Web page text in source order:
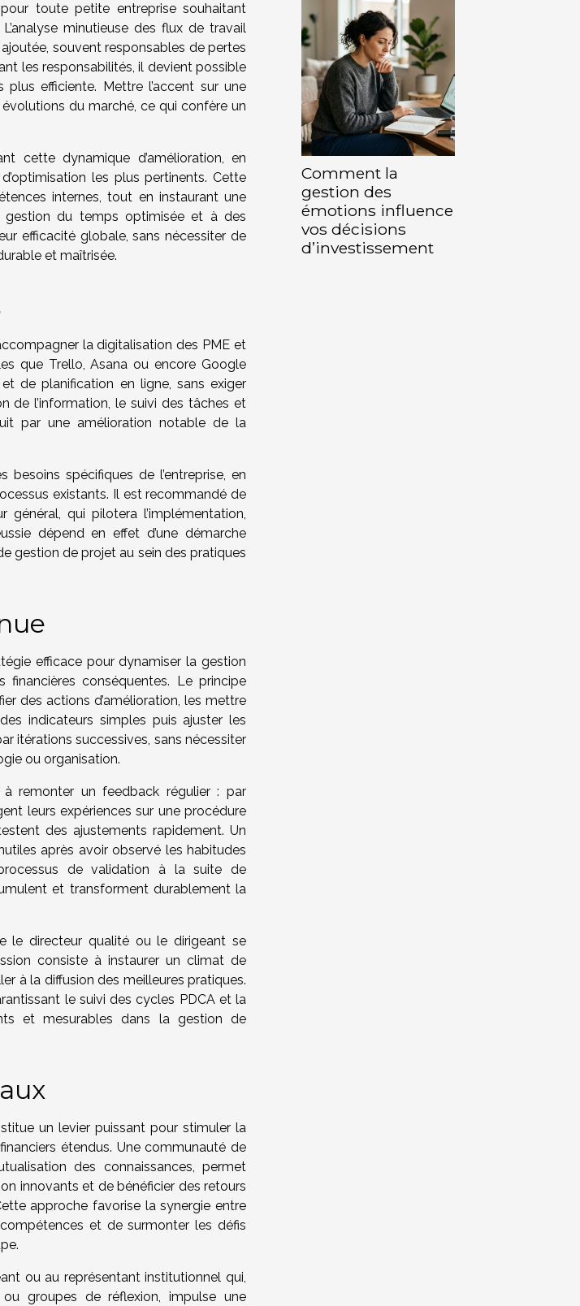
toute petite entreprise souhaitant
minutieuse des flux de travail
souvent responsables de pertes
les responsabilités, il devient possible
efficiente. Mettre l’accent sur une
du marché, ce qui confère un
cette dynamique d’amélioration, en
les plus pertinents. Cette
internes, tout en instaurant une
gestion du temps optimisée et à des
efficacité globale, sans nécessiter de
et maîtrisée.
la digitalisation des PME et
que Trello, Asana ou encore Google
de planification en ligne, sans exiger
de l’information, le suivi des tâches et
par une amélioration notable de la
spécifiques de l’entreprise, en
existants. Il est recommandé de
qui pilotera l’implémentation,
dépend en effet d’une démarche
gestion de projet au sein des pratiques
efficace pour dynamiser la gestion
conséquentes. Le principe
des actions d’amélioration, les mettre
indicateurs simples puis ajuster les
itérations successives, sans nécessiter
ou organisation.
à remonter un feedback régulier : par
leurs expériences sur une procédure
des ajustements rapidement. Un
après avoir observé les habitudes
de validation à la suite de
et transforment durablement la
le directeur qualité ou le dirigeant se
consiste à instaurer un climat de
à la diffusion des meilleures pratiques.
le suivi des cycles PDCA et la
et mesurables dans la gestion de
un levier puissant pour stimuler la
étendus. Une communauté de
des connaissances, permet
innovants et de bénéficier des retours
approche favorise la synergie entre
et de surmonter les défis
ou au représentant institutionnel qui,
groupes de réflexion, impulse une
Comment la
gestion des
émotions influence
vos décisions
d’investissement